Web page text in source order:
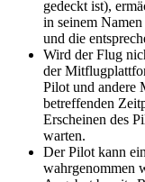
gedeckt ist),
in seinem
und die
Wird der Flug
der
Pilot und andere
betreffenden
Erscheinen des
warten.
Der Pilot kann
wahrgenommen